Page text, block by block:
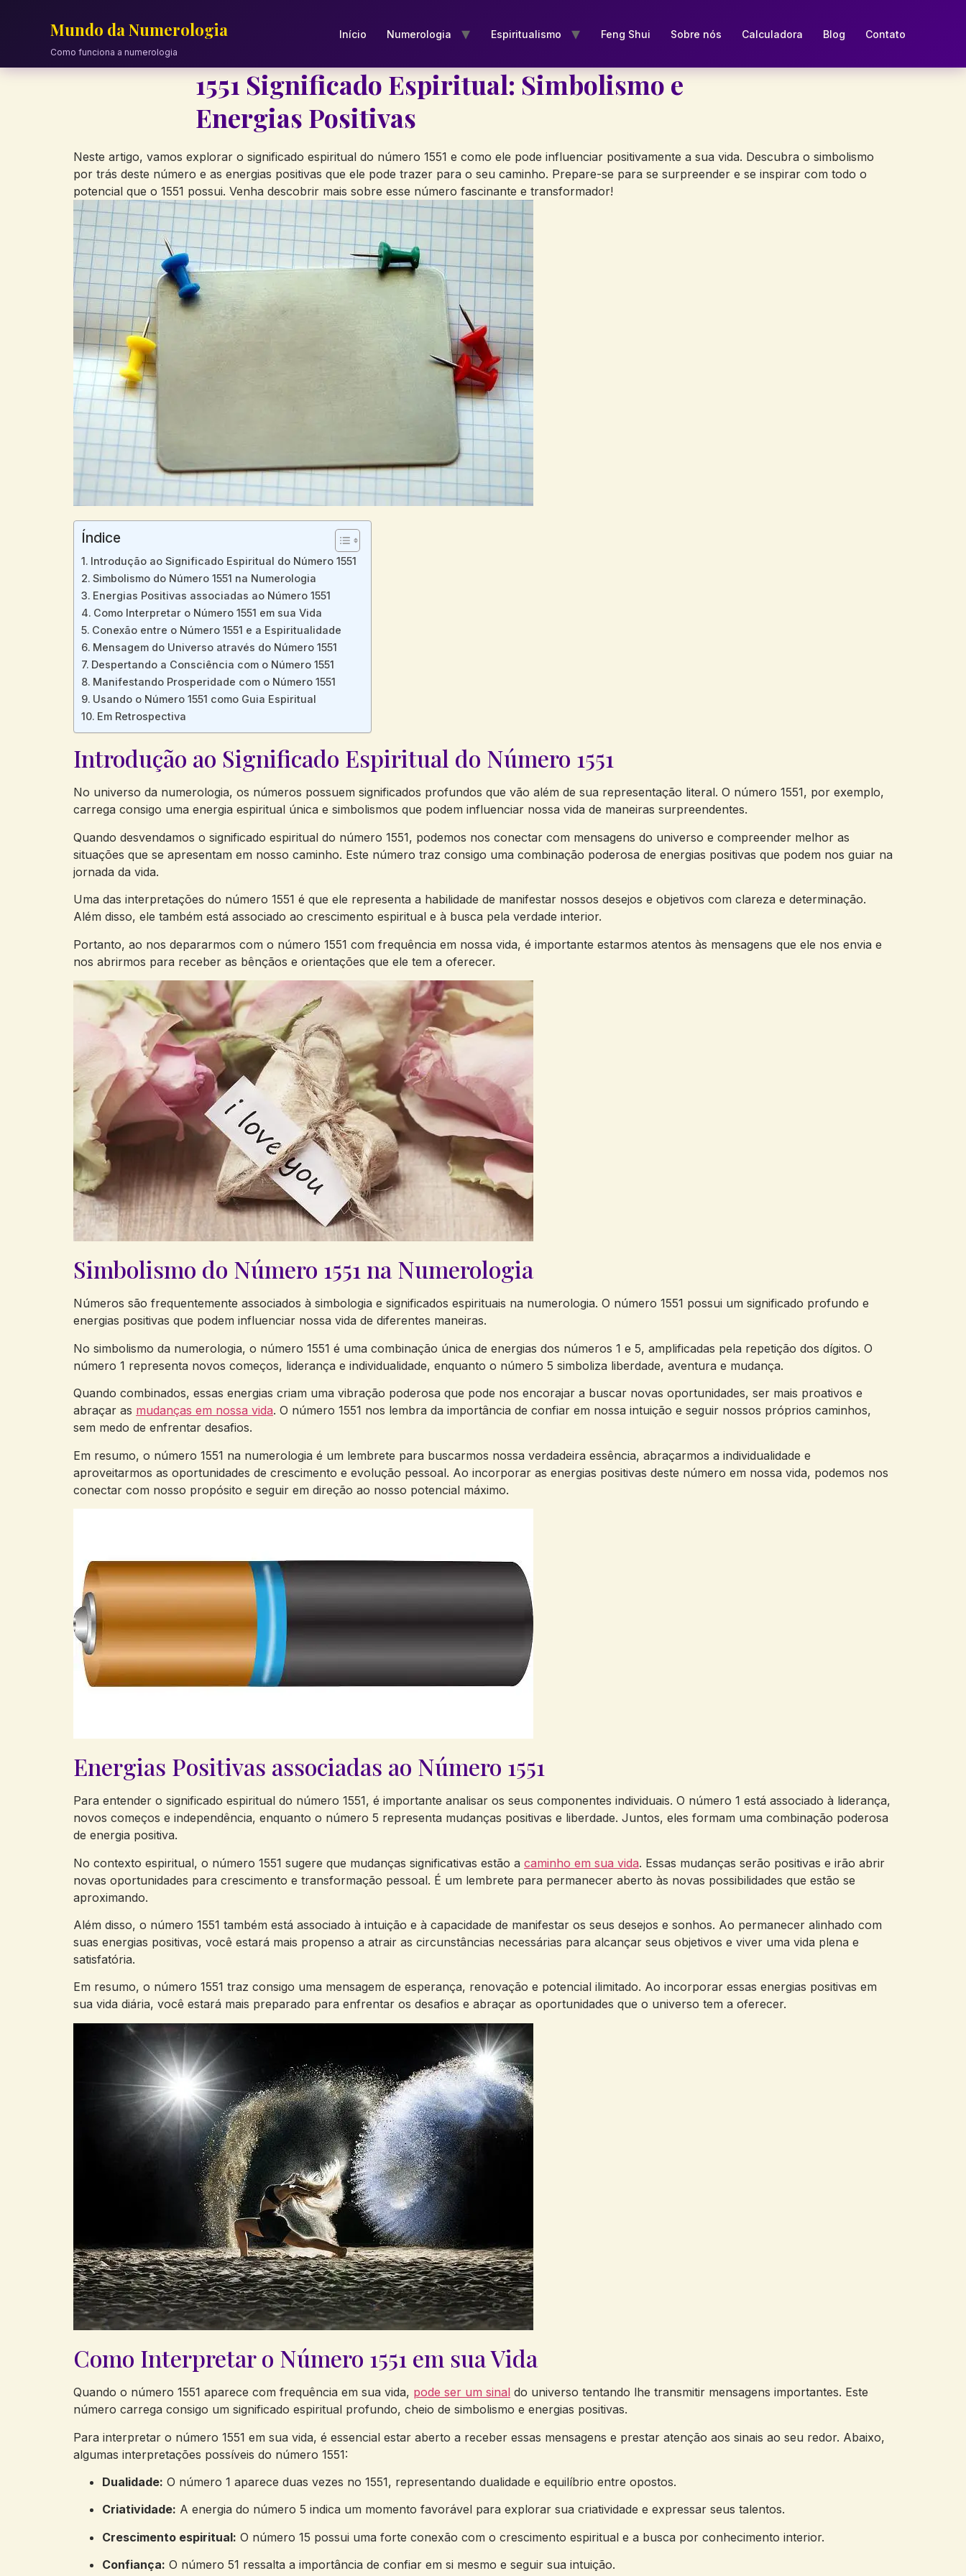
Mundo da Numerologia
Como funciona a numerologia
Início Numerologia Espiritualismo Feng Shui Sobre nós Calculadora Blog Contato
1551 Significado Espiritual: Simbolismo e
Energias Positivas
Neste artigo, vamos explorar ⁢o significado espiritual do‍ número ⁣1551⁤ e como‌ ele pode influenciar​ positivamente a sua vida.‌ Descubra o simbolismo
por trás‍ deste número e ​as ‌energias ‍positivas que ele pode trazer ⁣para o seu ⁣caminho.⁣ Prepare-se‍ para se surpreender e se inspirar com ‍todo o⁢
potencial que o ⁣1551 possui. Venha descobrir mais sobre esse número fascinante e transformador!
Índice
Introdução ⁤ao Significado Espiritual do ‌Número 1551
Simbolismo ⁢do Número 1551 na Numerologia
Energias Positivas associadas ao Número 1551
Como Interpretar o Número 1551 ​em sua Vida
Conexão⁣ entre⁣ o Número⁢ 1551 ‍e ⁢a ​Espiritualidade
Mensagem do Universo ​através ‍do ⁤Número 1551
Despertando⁤ a Consciência com o Número 1551
Manifestando Prosperidade com⁤ o Número ​1551
Usando o Número 1551 como Guia Espiritual
Em Retrospectiva
Introdução ⁤ao Significado Espiritual do ‌Número 1551
No universo da‍ numerologia, os⁤ números‍ possuem significados profundos ⁣que​ vão além ​de​ sua representação ‌literal. O ‌número 1551, ‌por⁣ exemplo,
carrega ⁢consigo uma⁢ energia​ espiritual única e simbolismos que podem ‌influenciar ​nossa vida ‌de⁤ maneiras surpreendentes.
Quando desvendamos o significado espiritual⁢ do número 1551, podemos nos conectar com mensagens do universo e compreender melhor⁢ as
situações que se ⁢apresentam⁢ em nosso ⁣caminho. Este número traz consigo⁢ uma combinação ‍poderosa⁤ de energias ‍positivas que podem nos‌ guiar na
jornada da vida.
Uma das interpretações do número 1551 é‌ que ⁤ele representa a habilidade​ de manifestar ‌nossos ‍desejos e objetivos com clareza‌ e determinação.‌
Além⁢ disso, ‌ele⁤ também está‌ associado ao crescimento ‌espiritual e à busca pela verdade interior.
Portanto, ao nos depararmos com o número 1551 com frequência em nossa ‍vida, é importante⁤ estarmos‍ atentos às mensagens ‌que ele nos envia⁢ e
nos abrirmos⁤ para ⁣receber ⁢as bênçãos e orientações ‍que ele ⁣tem a oferecer.
Simbolismo ⁢do Número 1551 na Numerologia
Números são frequentemente associados à ​simbologia⁤ e significados espirituais na⁣ numerologia. O​ número 1551 possui um significado profundo e
energias positivas que‍ podem influenciar⁣ nossa vida de diferentes maneiras.
No simbolismo ⁣da numerologia, o número 1551 é uma combinação⁣ única‍ de⁤ energias dos números 1 ​e 5, amplificadas pela​ repetição dos dígitos. O
⁤número 1 representa novos começos, liderança e‌ individualidade, ‍enquanto ⁢o número 5 simboliza​ liberdade, ‍aventura⁣ e mudança.
Quando combinados,​ essas ⁣energias ​criam uma vibração​ poderosa que pode nos encorajar a buscar novas ‌oportunidades, ser mais proativos e⁣
abraçar as mudanças ‌em nossa vida. ‌O número 1551 nos lembra da importância⁤ de confiar em nossa intuição⁢ e seguir nossos‍ próprios⁢ caminhos,
sem medo de enfrentar desafios.
Em ⁤resumo,‌ o⁤ número 1551 na ⁣numerologia é um lembrete para ⁤buscarmos nossa verdadeira essência, abraçarmos a individualidade⁢ e
aproveitarmos ‌as oportunidades de crescimento e evolução pessoal. Ao incorporar as energias ⁢positivas deste número⁣ em nossa vida, podemos nos
conectar ⁤com nosso ‍propósito e seguir⁢ em direção ao⁣ nosso potencial máximo.
Energias Positivas associadas ao Número 1551
Para entender o ⁢significado espiritual ⁣do número 1551, é importante‌ analisar⁢ os ⁣seus componentes individuais. ​O número ‍1 está associado à ‍liderança,
⁢novos começos‍ e ⁣independência, enquanto o número 5 representa mudanças positivas ‍e liberdade.⁣ Juntos, eles formam uma combinação poderosa⁤
de energia positiva.
No contexto espiritual, o⁤ número 1551⁤ sugere que mudanças significativas estão a​ caminho em⁤ sua vida. Essas mudanças serão positivas e‍ irão⁣ abrir
‌novas oportunidades para crescimento e transformação pessoal. ​É um lembrete para ⁤permanecer‌ aberto às ‍novas possibilidades que ‌estão se
aproximando.
Além disso, o número ⁣1551 também está associado‌ à intuição e à capacidade de manifestar os ⁤seus desejos e sonhos. Ao permanecer alinhado com
suas ⁣energias⁢ positivas,⁤ você estará mais propenso a atrair as ⁢circunstâncias necessárias⁢ para alcançar⁣ seus ‌objetivos ⁣e viver‍ uma vida plena e
satisfatória.
Em resumo, o número 1551 traz consigo ‌uma mensagem de esperança, renovação‍ e⁤ potencial ilimitado. Ao ‍incorporar essas energias positivas em⁣
sua vida‍ diária, você estará⁣ mais preparado para enfrentar‍ os desafios e abraçar as oportunidades que o universo tem a ‍oferecer.
Como Interpretar o Número 1551 ​em sua Vida
Quando ‌o número 1551​ aparece com frequência ⁢em sua⁤ vida,‌ pode ser um‍ sinal do universo tentando lhe transmitir mensagens importantes. ‍Este
‍número carrega consigo⁣ um⁣ significado espiritual profundo, cheio⁤ de ⁣simbolismo e⁣ energias positivas.
Para interpretar o número 1551 em sua vida, é essencial estar⁤ aberto ‍a receber essas mensagens e prestar ‍atenção ⁤aos sinais ⁢ao ‌seu redor. Abaixo,
algumas interpretações possíveis do número 1551:
Dualidade: O‍ número‍ 1 aparece duas⁢ vezes ‍no 1551, representando dualidade e equilíbrio entre opostos.
Criatividade: A⁢ energia do número ​5‍ indica‌ um momento favorável para explorar sua criatividade e expressar ‍seus talentos.
Crescimento ⁢espiritual: O número 15 possui uma ‍forte​ conexão‍ com o crescimento espiritual ​e ​a busca‌ por conhecimento​ interior.
Confiança: O número 51 ressalta a ⁤importância de confiar‍ em si⁣ mesmo​ e seguir sua intuição.